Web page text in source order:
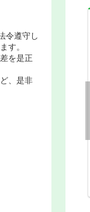
令遵守し
す。
を是正
、是非